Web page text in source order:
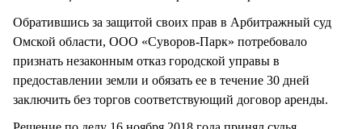
Обратившись за защитой своих прав в Арбитражный суд
Омской области, ООО «Суворов-Парк» потребовало
признать незаконным отказ городской управы в
предоставлении земли и обязать ее в течение 30 дней
заключить без торгов соответствующий договор аренды.